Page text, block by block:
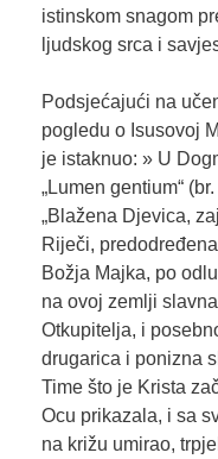
istinskom snagom
ljudskog srca i
Podsjećajući na
pogledu o Isusovoj
je istaknuo: » U
„Lumen gentium“
„Blažena Djevica,
Riječi,
Božja Majka, po
na ovoj zemlji
Otkupitelja, i
drugarica i ponizna
Time što je Krista
Ocu prikazala, i sa
na križu umirao,